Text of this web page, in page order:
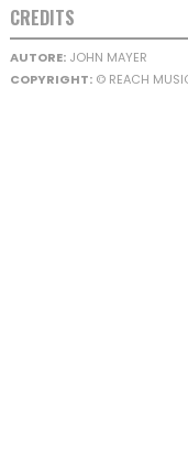
CREDITS
AUTORE:JOHN MAYER
COPYRIGHT:© REACH